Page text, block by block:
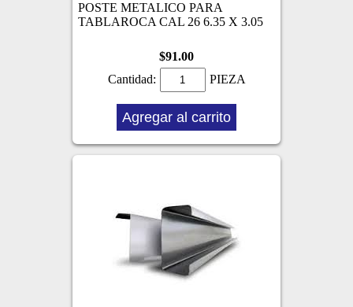
POSTE METALICO PARA
TABLAROCA CAL 26 6.35 X 3.05
$91.00
Cantidad:
PIEZA
Agregar al carrito